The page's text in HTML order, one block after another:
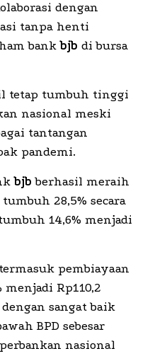
dengan
tanpa henti
bankbjb di bursa
tetap tumbuh tinggi
nasional meski
tantangan
pandemi.
bjb berhasil meraih
28,5% secara
14,6% menjadi
pembiayaan
menjadi Rp110,2
sangat baik
BPD sebesar
nasional